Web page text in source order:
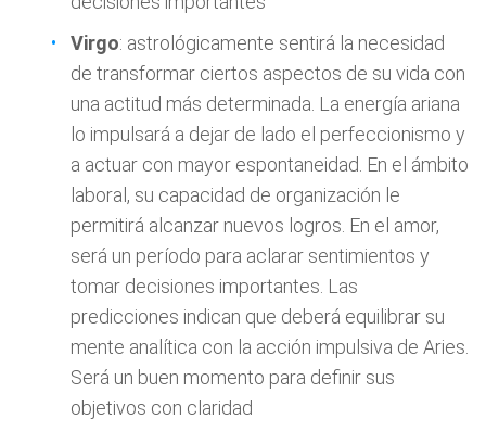
Virgo: astrológicamente sentirá la necesidad
de transformar ciertos aspectos de su vida con
una actitud más determinada. La energía ariana
lo impulsará a dejar de lado el perfeccionismo y
a actuar con mayor espontaneidad. En el ámbito
laboral, su capacidad de organización le
permitirá alcanzar nuevos logros. En el amor,
será un período para aclarar sentimientos y
tomar decisiones importantes. Las
predicciones indican que deberá equilibrar su
mente analítica con la acción impulsiva de Aries.
Será un buen momento para definir sus
objetivos con claridad